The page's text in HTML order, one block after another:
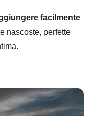
facilmente
nascoste, perfette